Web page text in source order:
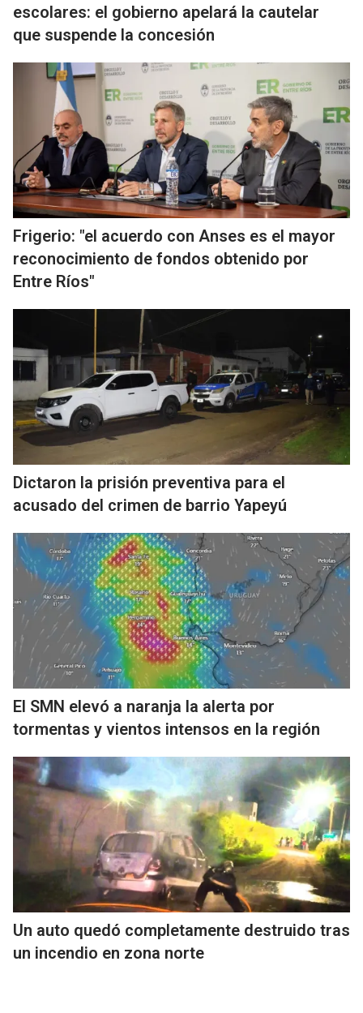
escolares: el gobierno apelará la cautelar
que suspende la concesión
Frigerio: "el acuerdo con Anses es el mayor
reconocimiento de fondos obtenido por
Entre Ríos"
Dictaron la prisión preventiva para el
acusado del crimen de barrio Yapeyú
El SMN elevó a naranja la alerta por
tormentas y vientos intensos en la región
Un auto quedó completamente destruido tras
un incendio en zona norte